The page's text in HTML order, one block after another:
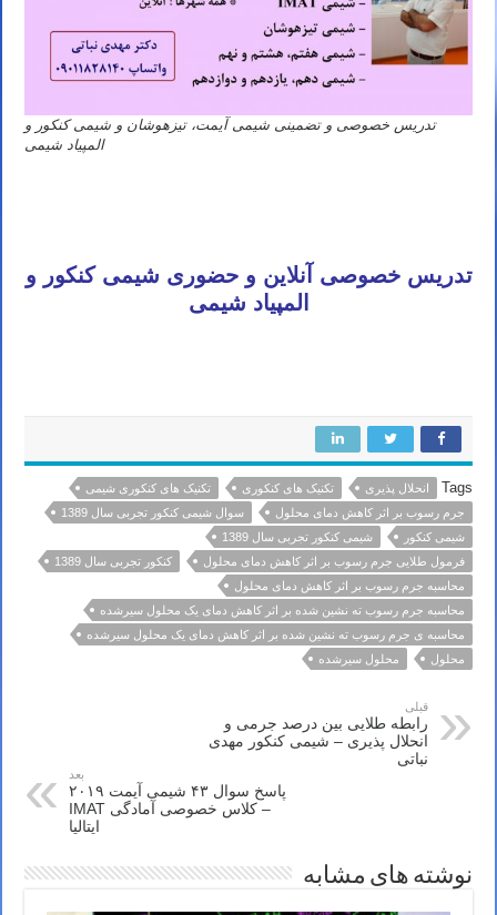
تدریس خصوصی و تضمینی شیمی آیمت، تیزهوشان و شیمی کنکور و
المپیاد شیمی
تدریس خصوصی آنلاین و حضوری شیمی کنکور و
المپیاد شیمی
Tags انحلال پذیری تکنیک های کنکوری
تکنیک های کنکوری شیمی
جرم رسوب بر اثر کاهش دمای محلول
سوال شیمی کنکور تجربی سال 1389
شیمی کنکور
شیمی کنکور تجربی سال 1389
فرمول طلایی جرم رسوب بر اثر کاهش دمای محلول
کنکور تجربی سال 1389
محاسبه جرم رسوب بر اثر کاهش دمای محلول
محاسبه جرم رسوب ته نشین شده بر اثر کاهش دمای یک محلول سیرشده
محاسبه ی جرم رسوب ته نشین شده بر اثر کاهش دمای یک محلول سیرشده
محلول
محلول سیرشده
قبلی
رابطه طلایی بین درصد جرمی و
انحلال پذیری – شیمی کنکور مهدی
نباتی
بعد
پاسخ سوال ۴۳ شیمی آیمت ۲۰۱۹
– کلاس خصوصی آمادگی IMAT
ایتالیا
نوشته های مشابه